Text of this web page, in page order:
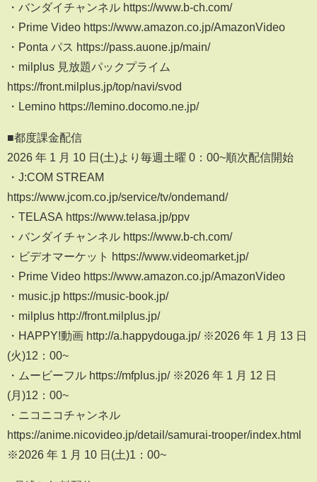
・バンダイチャンネル https://www.b-ch.com/
・Prime Video https://www.amazon.co.jp/AmazonVideo
・Ponta パス https://pass.auone.jp/main/
・milplus 見放題パックプライム
https://front.milplus.jp/top/navi/svod
・Lemino https://lemino.docomo.ne.jp/
■都度課金配信
2026 年 1 月 10 日(土)より毎週土曜 0：00~順次配信開始
・J:COM STREAM
https://www.jcom.co.jp/service/tv/ondemand/
・TELASA https://www.telasa.jp/ppv
・バンダイチャンネル https://www.b-ch.com/
・ビデオマーケット https://www.videomarket.jp/
・Prime Video https://www.amazon.co.jp/AmazonVideo
・music.jp https://music-book.jp/
・milplus http://front.milplus.jp/
・HAPPY!動画 http://a.happydouga.jp/ ※2026 年 1 月 13 日
(火)12：00~
・ムービーフル https://mfplus.jp/ ※2026 年 1 月 12 日
(月)12：00~
・ニコニコチャンネル
https://anime.nicovideo.jp/detail/samurai-trooper/index.html
※2026 年 1 月 10 日(土)1：00~